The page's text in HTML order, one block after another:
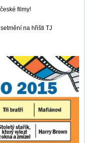
filmy!
na hřišti TJ